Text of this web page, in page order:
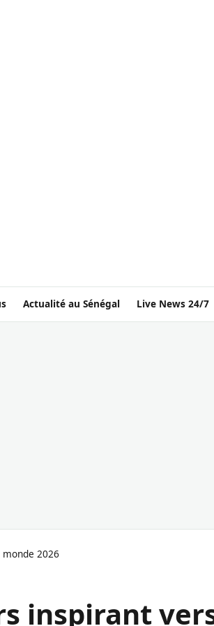
Actualité au Sénégal Live News 24/7
2026
inspirant